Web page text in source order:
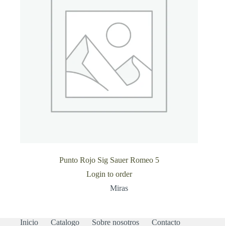
Punto Rojo Sig Sauer Romeo 5
Login to order
Miras
Inicio Catalogo Sobre nosotros Contacto